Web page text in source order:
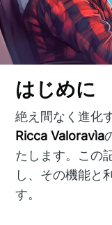
はじめに
絶え間なく進化
Ricca Valoravìa
たします。この
し、その機能と
す。